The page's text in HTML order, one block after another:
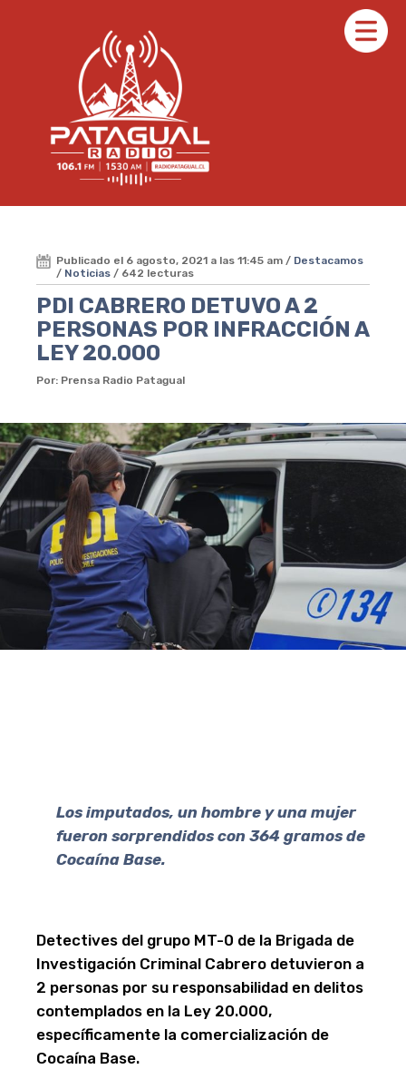
Publicado el 6 agosto, 2021 a las 11:45 am / Destacamos
/ Noticias / 642 lecturas
PDI CABRERO DETUVO A 2
PERSONAS POR INFRACCIÓN A
LEY 20.000
Por: Prensa Radio Patagual
Los imputados, un hombre y una mujer
fueron sorprendidos con 364 gramos de
Cocaína Base.
Detectives del grupo MT-0 de la Brigada de
Investigación Criminal Cabrero detuvieron a
2 personas por su responsabilidad en delitos
contemplados en la Ley 20.000,
específicamente la comercialización de
Cocaína Base.